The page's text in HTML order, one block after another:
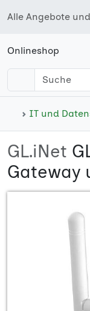
Alle Angebote
Onlineshop
IT und
GL.iNet
Gateway